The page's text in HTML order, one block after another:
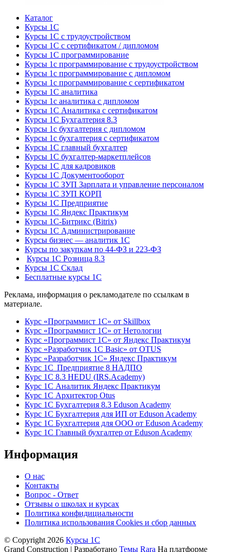
Каталог
Курсы 1С
Курсы 1С с трудоустройством
Курсы 1С с сертификатом / дипломом
Курсы 1С программирование
Курсы 1с программирование с трудоустройством
Курсы 1с программирование с дипломом
Курсы 1с программирование с сертификатом
Курсы 1С аналитика
Курсы 1с аналитика с дипломом
Курсы 1С Аналитика с сертификатом
Курсы 1С Бухгалтерия 8.3
Курсы 1с бухгалтерия с дипломом
Курсы 1с бухгалтерия с сертификатом
Курсы 1С главный бухгалтер
Курсы 1С бухгалтер-маркетплейсов
Курсы 1С для кадровиков
Курсы 1С Документооборот
Курсы 1С ЗУП Зарплата и управление персоналом
Курсы 1С ЗУП КОРП
Курсы 1С Предприятие
Курсы 1С Яндекс Практикум
Курсы 1С-Битрикс (Bitrix)
Курсы 1С Администрирование
Курсы бизнес — аналитик 1С
Курсы по закупкам по 44‑ФЗ и 223‑ФЗ
Курсы 1С Розница 8.3
Курсы 1С Склад
Бесплатные курсы 1С
Реклама, информация о рекламодателе по ссылкам в
материале.
Курс «Программист 1С» от Skillbox
Курс «Программист 1С» от Нетологии
Курс «Программист 1С» от Яндекс Практикум
Курс «Разработчик 1С Basic» от OTUS
Курс «Разработчик 1С» Яндекс Практикум
Курс 1С Предприятие 8 НАДПО
Курс 1С 8.3 HEDU (IRS.Academy)
Курс 1С Аналитик Яндекс Практикум
Курс 1С Архитектор Otus
Курс 1С Бухгалтерия 8.3 Eduson Academy
Курс 1С Бухгалтерия для ИП от Eduson Academy
Курс 1С Бухгалтерия для ООО от Eduson Academy
Курс 1С Главный бухгалтер от Eduson Academy
Информация
О нас
Контакты
Вопрос - Ответ
Отзывы о школах и курсах
Политика конфидициальности
Политика использования Cookies и сбор данных
© Copyright 2026 Курсы 1С
Grand Construction | Разработано Темы Rara На платформе